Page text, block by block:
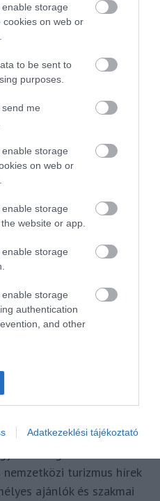
storage
cookies on web or
to be sent to
purposes.
me
storage
on web or
storage
website or app.
storage
storage
authentication
and other
Adatkezeklési tájékoztató
BALATON BELFÖLDI TURIZMUS
HORVÁTORSZÁG HOTEL
STRAND SZAKMAI CIKKEK
WELLNESS WIZZAIR
blogger, vendégélmény
a kategória teremtő
a turizmus szakma
nemzetközi turizmus hírek
ajánlók és szakmai